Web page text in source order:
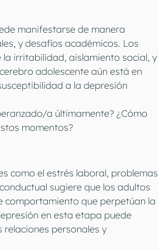
manifestarse de manera
y desafíos académicos. Los
irritabilidad, aislamiento social, y
adolescente aún está en
a la depresión
a últimamente? ¿Cómo
momentos?
como el estrés laboral, problemas
sugiere que los adultos
comportamiento que perpetúan la
en esta etapa puede
personales y